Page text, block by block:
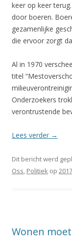
keer op keer
door boeren.
gezamenlijke
die ervoor zorgt
Al in 1970
titel
Onderzoekers
verontrustende
Lees verder →
Dit bericht werd
Oss, Politiek op
Wonen